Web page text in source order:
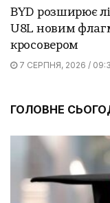
BYD розширює
U8L новим
кросовером
7 СЕРПНЯ, 2026 /
ГОЛОВНЕ